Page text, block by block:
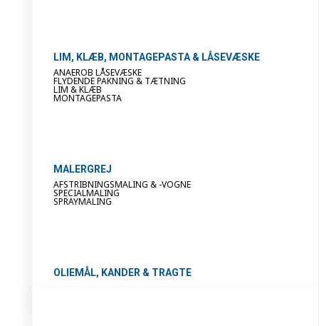
LIM, KLÆB, MONTAGEPASTA & LÅSEVÆSKE
ANAEROB LÅSEVÆSKE
FLYDENDE PAKNING & TÆTNING
LIM & KLÆB
MONTAGEPASTA
MALERGREJ
AFSTRIBNINGSMALING & -VOGNE
SPECIALMALING
SPRAYMALING
OLIEMÅL, KANDER & TRAGTE